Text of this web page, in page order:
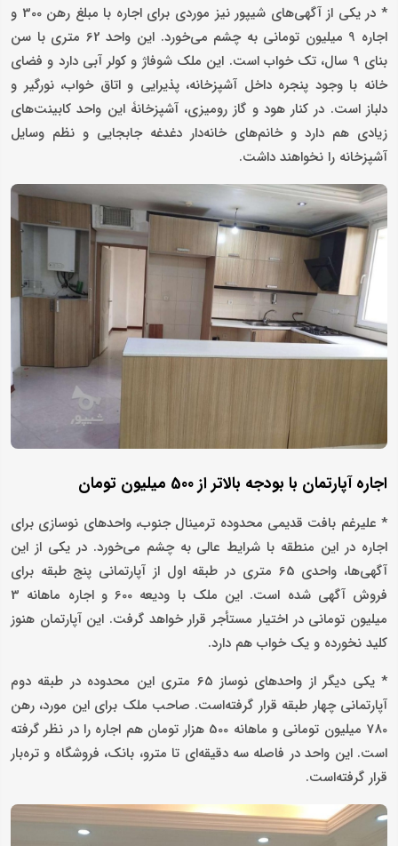
* در یکی از آگهی‌های شیپور نیز موردی برای اجاره با مبلغ رهن 300 و
اجاره 9 میلیون تومانی به چشم می‌خورد. این واحد 62 متری با سن
بنای 9 سال، تک خواب است. این ملک شوفاژ و کولر آبی دارد و فضای
خانه با وجود پنجره داخل آشپزخانه، پذیرایی و اتاق خواب، نورگیر و
دلباز است. در کنار هود و گاز رومیزی، آشپزخانۀ این واحد کابینت‌های
زیادی هم دارد و خانم‌های خانه‌دار دغدغه جابجایی و نظم وسایل
آشپزخانه را نخواهند داشت.
اجاره آپارتمان با بودجه بالاتر از 500 میلیون تومان
* علیرغم بافت قدیمی محدوده ترمینال جنوب، واحدهای نوسازی برای
اجاره در این منطقه با شرایط عالی به چشم می‌خورد. در یکی از این
آگهی‌ها، واحدی 65 متری در طبقه اول از آپارتمانی پنج طبقه برای
فروش آگهی شده است. این ملک با ودیعه 600 و اجاره ماهانه 3
میلیون تومانی در اختیار مستأجر قرار خواهد گرفت. این آپارتمان هنوز
کلید نخورده و یک خواب هم دارد.
* یکی دیگر از واحدهای نوساز 65 متری این محدوده در طبقه دوم
آپارتمانی چهار طبقه قرار گرفته‌است. صاحب ملک برای این مورد، رهن
780 میلیون تومانی و ماهانه 500 هزار تومان هم اجاره را در نظر گرفته
است. این واحد در فاصله سه دقیقه‌ای تا مترو، بانک، فروشگاه و تره‌بار
قرار گرفته‌است.